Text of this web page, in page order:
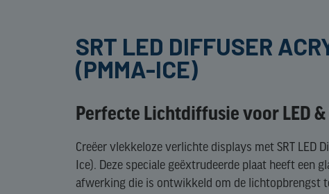
POLYCARBONAAT
MASSIEVE PLAAT
POLYCARBONAAT
SRT LED DIFFUSER
(PMMA-ICE)
Perfecte Lichtdiffusie voor LED
Creëer vlekkeloze verlichte displays met SRT LED
Ice). Deze speciale geëxtrudeerde plaat heeft een
afwerking die is ontwikkeld om de lichtopbrengst